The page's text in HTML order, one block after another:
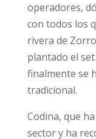
operadores,
con todos los
rivera de
plantado el
finalmente se
tradicional.
Codina, que
sector y ha